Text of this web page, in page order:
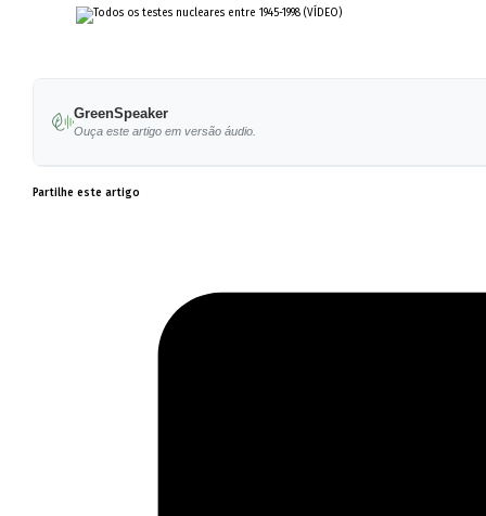
GreenSpeaker
Ouça este artigo em versão áudio.
Partilhe este artigo